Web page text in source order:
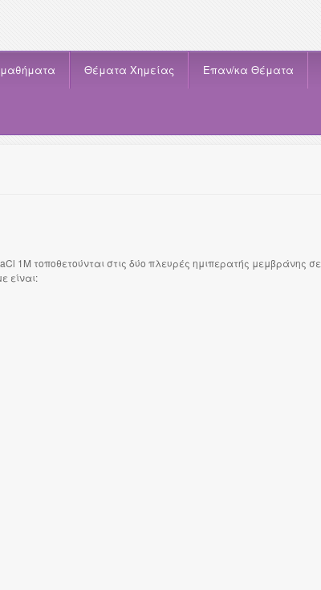
Θέματα Χημείας Eπαν/κα Θέματα
1Μ τοποθετούνται στις δύο πλευρές ημιπερατής μεμβράνης σε
είναι: